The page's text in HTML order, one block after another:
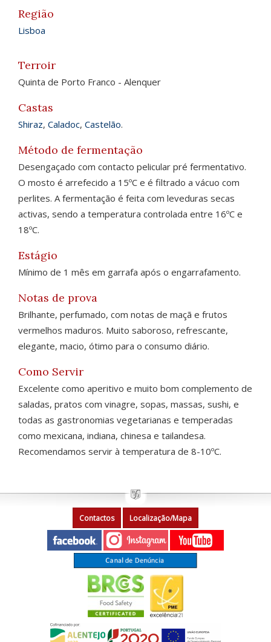
Região
Lisboa
Terroir
Quinta de Porto Franco - Alenquer
Castas
Shiraz, Caladoc, Castelão.
Método de fermentação
Desengaçado com contacto pelicular pré fermentativo.
O mosto é arrefecido a 15ºC e é filtrado a vácuo com
perlites. A fermentação é feita com leveduras secas
activas, sendo a temperatura controlada entre 16ºC e
18ºC.
Estágio
Mínimo de 1 mês em garrafa após o engarrafamento.
Notas de prova
Brilhante, perfumado, com notas de maçã e frutos
vermelhos maduros. Muito saboroso, refrescante,
elegante, macio, ótimo para o consumo diário.
Como Servir
Excelente como aperitivo e muito bom complemento de
saladas, pratos com vinagre, sopas, massas, sushi, e
todas as gastronomias vegetarianas e temperadas
como mexicana, indiana, chinesa e tailandesa.
Recomendamos servir à temperatura de 8-10ºC.
Contactos Localização/Mapa